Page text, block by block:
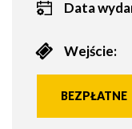
Data
Wejście:
BEZPŁATNE